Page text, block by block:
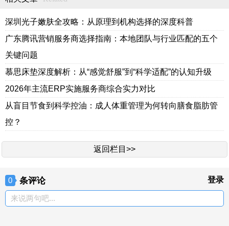
深圳光子嫩肤全攻略：从原理到机构选择的深度科普
广东腾讯营销服务商选择指南：本地团队与行业匹配的五个
关键问题
慕思床垫深度解析：从“感觉舒服”到“科学适配”的认知升级
2026年主流ERP实施服务商综合实力对比
从盲目节食到科学控油：成人体重管理为何转向膳食脂肪管
控？
返回栏目>>
0 条评论 登录
来说两句吧...